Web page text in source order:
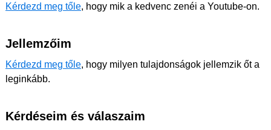
Kérdezd meg tőle, hogy mik a kedvenc zenéi a Youtube-on.
Jellemzőim
Kérdezd meg tőle, hogy milyen tulajdonságok jellemzik őt a
leginkább.
Kérdéseim és válaszaim